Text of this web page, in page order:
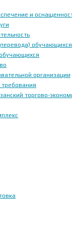
и
обучающихся
организации
торгово-